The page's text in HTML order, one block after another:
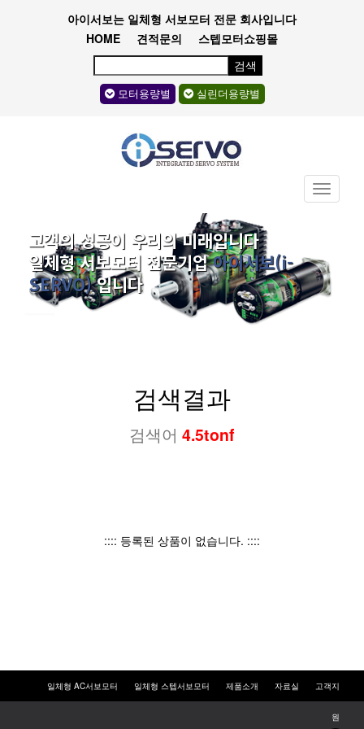
아이서보는 일체형 서보모터 전문 회사입니다
HOME
견적문의
스텝모터쇼핑몰
검색
모터용량별 실린더용량별
Toggle
고객의 성공이 우리의 미래입니다
일체형 서보모터 전문기업아이서보(i-
SERVO)입니다
검색결과
검색어 4.5tonf
:::: 등록된 상품이 없습니다. ::::
일체형 AC서보모터 일체형 스텝서보모터 제품소개 자료실 고객지
원